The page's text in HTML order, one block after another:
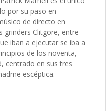
por su paso en
de directo en
grinders Clitgore, entre
iban a ejecutar se iba a
de los noventa,
centrado en sus tres
escéptica.